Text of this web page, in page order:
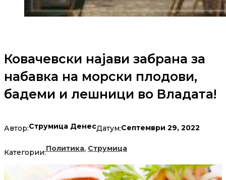
Ковачевски најави забрана за
набавка на морски плодови,
бадеми и лешници во Владата!
Автор:Струмица ДенесДатум:Септември 29, 2022
Категории:Политика, Струмица